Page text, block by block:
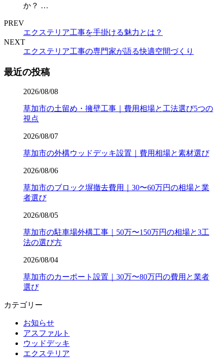
か？ …
PREV
エクステリア工事を手掛ける魅力とは？
NEXT
エクステリア工事の専門家が語る快適空間づくり
最近の投稿
2026/08/08
草加市の土留め・擁壁工事｜費用相場と工法選び5つの
視点
2026/08/07
草加市の外構ウッドデッキ設置｜費用相場と素材選び
2026/08/06
草加市のブロック塀撤去費用｜30〜60万円の相場と業
者選び
2026/08/05
草加市の駐車場外構工事｜50万〜150万円の相場と3工
法の選び方
2026/08/04
草加市のカーポート設置｜30万〜80万円の費用と業者
選び
カテゴリー
お知らせ
アスファルト
ウッドデッキ
エクステリア